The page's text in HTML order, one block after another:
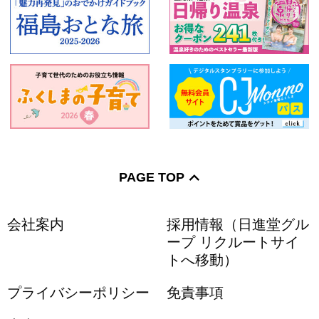
PAGE TOP
会社案内
採用情報（日進堂グル
ープ リクルートサイ
トへ移動）
プライバシーポリシー 免責事項